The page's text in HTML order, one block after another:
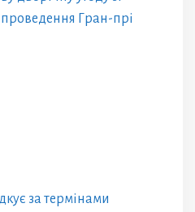
Гран-прі
за термінами